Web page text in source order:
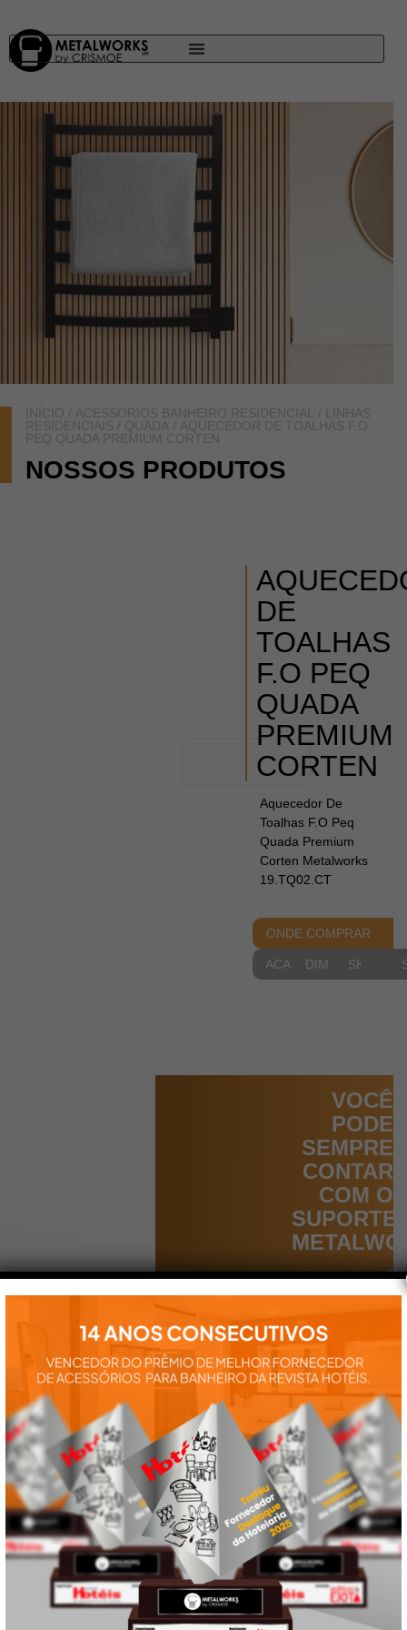
INÍCIO / ACESSÓRIOS BANHEIRO RESIDENCIAL /
LINHAS
RESIDENCIAIS / QUADA / AQUECEDOR DE TOALHAS F.O
PEQ QUADA PREMIUM CORTEN
NOSSOS PRODUTOS
DE
TOALHAS
F.O PEQ
QUADA
PREMIUM
CORTEN
Aquecedor De
Toalhas F.O Peq
Quada Premium
Corten Metalworks
19.TQ02.CT
ONDE COMPRAR
ACABAMENTOS
DIMENSIONAIS
VOCÊ
PODE
SEMPRE
CONTAR
COM O
SUPORTE
Aqui você
encontra tudo
instalação e
utilização de
nossos
produtos:
manuais,
vídeos,
catálogos e
tudo mais que
precisa.
VEJA
TAMBÉM